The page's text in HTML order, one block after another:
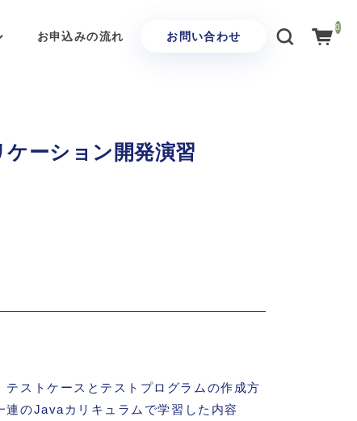
お申込みの流れ お問い合わせ
0
ーション開発演習
テストケースとテストプログラムの作成方
連のJavaカリキュラムで学習した内容